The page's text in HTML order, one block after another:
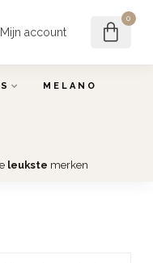
Mijn account
0
MELANO
leukste merken